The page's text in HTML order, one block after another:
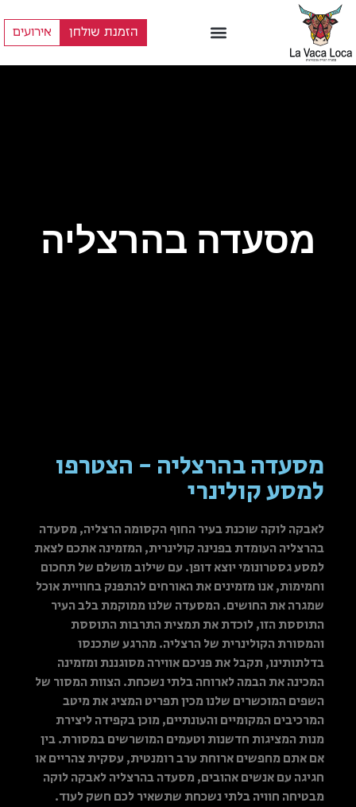
הזמנת שולחן אירועים
מסעדה בהרצליה
מסעדה בהרצליה - הצטרפו
למסע קולינרי
לאבקה לוקה שוכנת בעיר החוף הקסומה הרצליה, מסעדה
בהרצליה העומדת בפנינה קולינרית, המזמינה אתכם לצאת
למסע גסטרונומי יוצא דופן. עם שילוב מושלם של תחכום
וחמימות, אנו מזמינים את האורחים להתפנק בחוויית אוכל
שמגרה את החושים. המסעדה שלנו ממוקמת בלב העיר
התוססת הזו, לוכדת את תמצית התרבות התוססת
והמסורת הקולינרית של הרצליה. מהרגע שתכנסו
בדלתותינו, תקבל את פניכם אווירה מסוגננת ומזמינה
המכינה את הבמה לארוחה בלתי נשכחת. הצוות המסור של
השפים המוכשרים שלנו מכין תפריט המציג את מיטב
המרכיבים המקומיים והעונתיים, מוכן בקפידה ליצירת
מנות המציגות חדשנות וטעמים המושרשים במסורת. בין
אם אתם מחפשים ארוחת ערב רומנטית, עסקית צהריים או
חגיגה עם אנשים אהובים, מסעדה בהרצליה לאבקה לוקה
מבטיחה חוויה בלתי נשכחת שתשאיר לכם חשק לעוד.